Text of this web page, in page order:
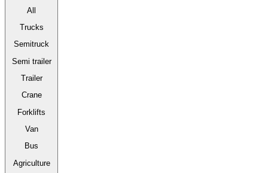
All
Trucks
Semitruck
Semi trailer
Trailer
Crane
Forklifts
Van
Bus
Agriculture